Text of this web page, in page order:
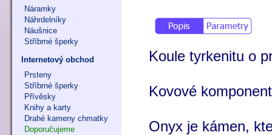
Náramky
Náhrdelníky
Náušnice
Stříbrné šperky
Internetový obchod
Prsteny
Stříbrné šperky
Přívěsky
Knihy a karty
Drahé kameny chmatky
Doporučujeme
Koule tyrkenitu o
Kovové
Onyx je kámen,